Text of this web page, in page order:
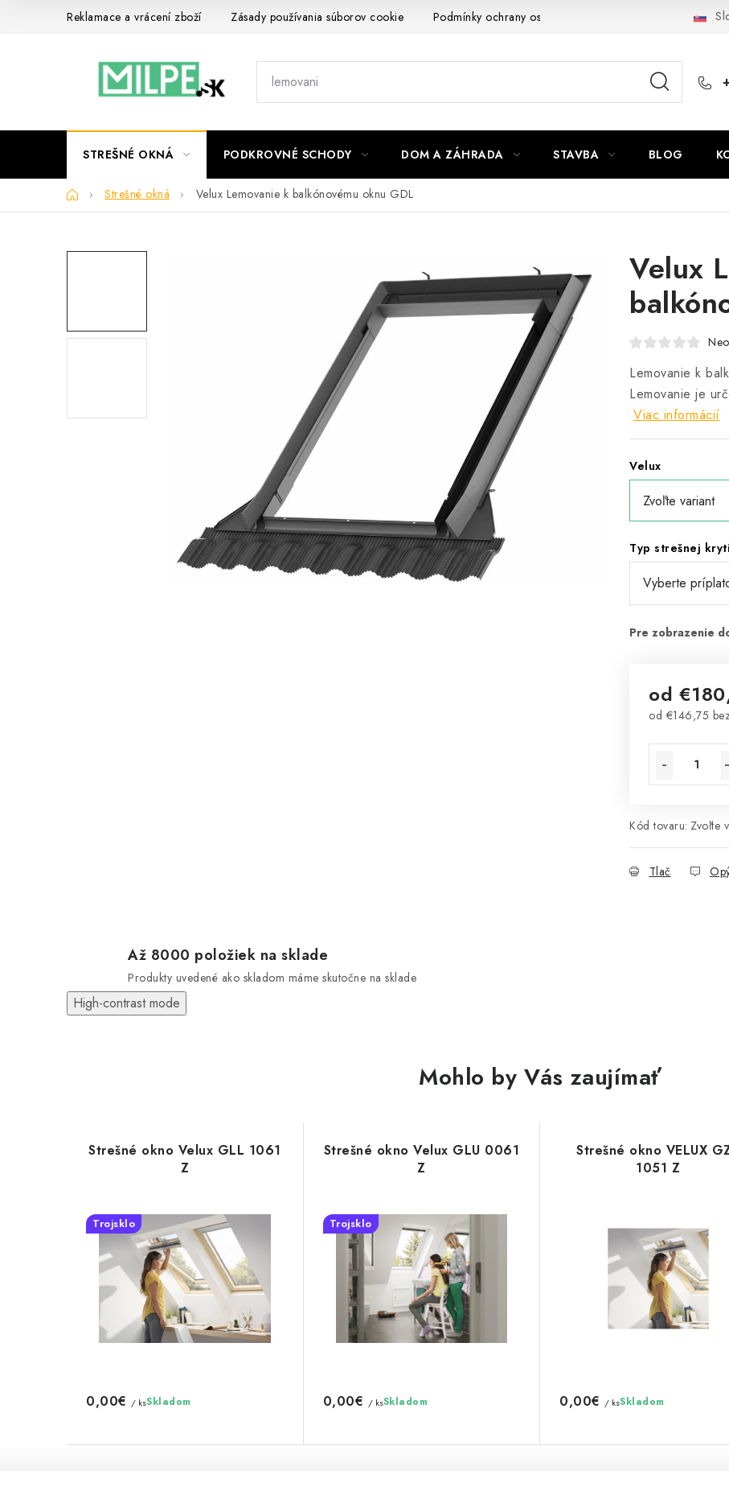
Reklamace a vrácení zboží Zásady používania súborov cookie Podmínky ochrany osobních údajů Obchodní
STREŠNÉ OKNÁ PODKROVNÉ SCHODY DOM A ZÁHRADA STAVBA BLOG
DomovStrešné okná Velux Lemovanie k balkónovému oknu GDL
Velux
Lemovanie k
Lemovanie je
Viac informácií
Velux
Typ strešnej
od
od €146,75
Kód tovaru: Zvoľte
Tlač
Až 8000 položiek na sklade
Produkty uvedené ako skladom máme skutočne na sklade
High-contrast mode
Mohlo by Vás zaujímať
Strešné okno Velux GLL 1061
Z
Trojsklo
0,00€ / ksSkladom
Strešné okno Velux GLU 0061
Z
Trojsklo
0,00€ / ksSkladom
Strešné okno VELUX
1051 Z
0,00€ / ksSkladom